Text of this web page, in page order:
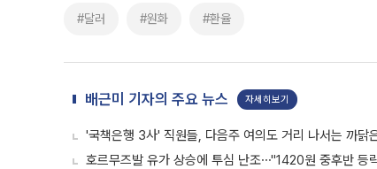
#달러 #원화 #환율
배근미 기자의 주요 뉴스 자세히보기
'국책은행 3사' 직원들, 다음주 여의도 거리 나서는 까닭
호르무즈발 유가 상승에 투심 난조⋯"1420원 중후반 등